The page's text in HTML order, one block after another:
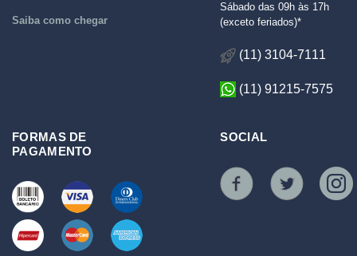
Saiba como chegar
Sábado das 09h às 17h
(exceto feriados)*
(11) 3104-7111
(11) 91215-7575
FORMAS DE
PAGAMENTO
SOCIAL